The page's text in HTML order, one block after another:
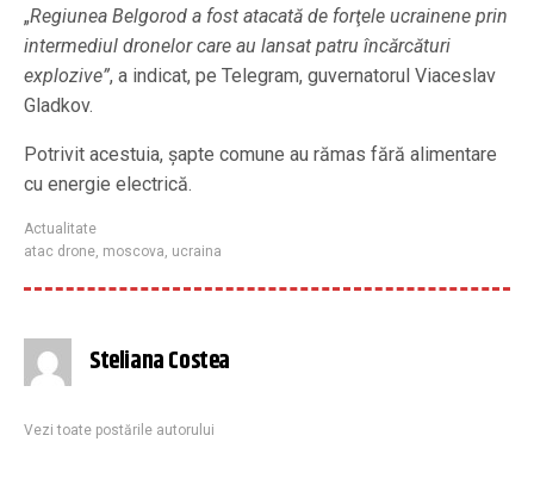
„Regiunea Belgorod a fost atacată de forţele ucrainene prin
intermediul dronelor care au lansat patru încărcături
explozive”, a indicat, pe Telegram, guvernatorul Viaceslav
Gladkov.
Potrivit acestuia, şapte comune au rămas fără alimentare
cu energie electrică.
Actualitate
atac drone moscova ucraina
Steliana Costea
Vezi toate postările autorului